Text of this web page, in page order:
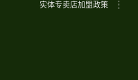
实体专卖店加盟政策